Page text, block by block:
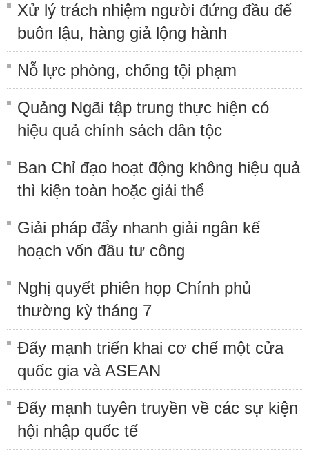
Xử lý trách nhiệm người đứng đầu để
buôn lậu, hàng giả lộng hành
Nỗ lực phòng, chống tội phạm
Quảng Ngãi tập trung thực hiện có
hiệu quả chính sách dân tộc
Ban Chỉ đạo hoạt động không hiệu quả
thì kiện toàn hoặc giải thể
Giải pháp đẩy nhanh giải ngân kế
hoạch vốn đầu tư công
Nghị quyết phiên họp Chính phủ
thường kỳ tháng 7
Đẩy mạnh triển khai cơ chế một cửa
quốc gia và ASEAN
Đẩy mạnh tuyên truyền về các sự kiện
hội nhập quốc tế